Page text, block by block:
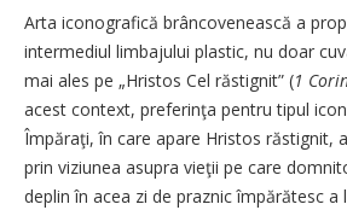
Arta iconografică brâncovenească a
intermediul limbajului plastic, nu doar
mai ales pe „Hristos Cel răstignit” (1
acest context, preferinţa pentru tipul
Împăraţi, în care apare Hristos răstignit,
prin viziunea asupra vieţii pe care
deplin în acea zi de praznic împărătesc